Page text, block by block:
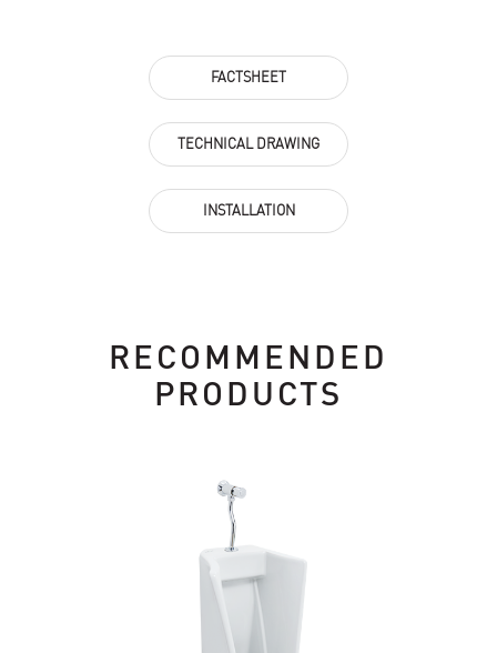
FACTSHEET
TECHNICAL DRAWING
INSTALLATION
RECOMMENDED
PRODUCTS